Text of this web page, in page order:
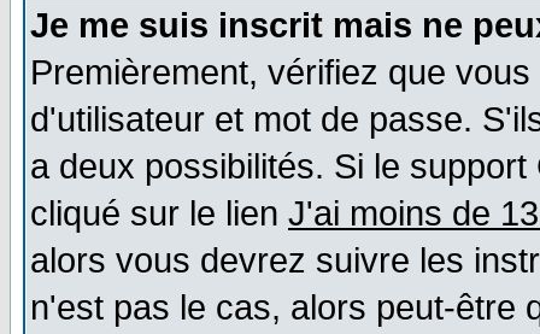
Je me suis inscrit mais ne
Premièrement, vérifiez que
d'utilisateur et mot de passe.
a deux possibilités. Si le
cliqué sur le lien J'ai moins de
alors vous devrez suivre les
n'est pas le cas, alors peut-être